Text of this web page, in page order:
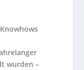
wurden –